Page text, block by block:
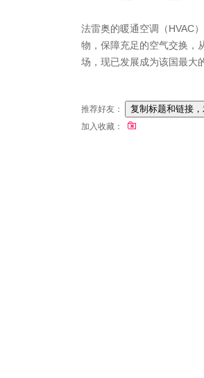
法雷奥的暖通空调（HVAC
物，保障充足的空气交换，
场，现已发展成为该国最大
推荐好友：
加入收藏：